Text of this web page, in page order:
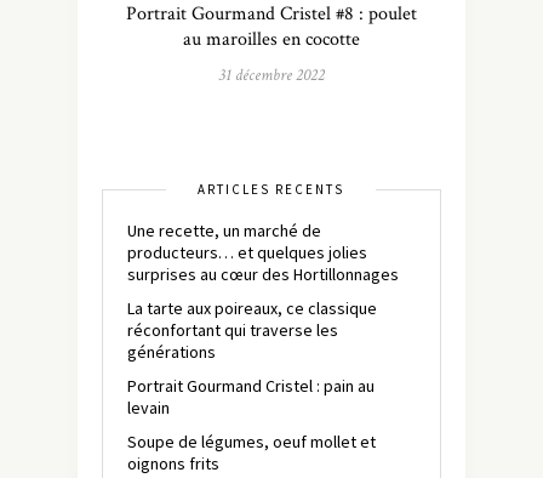
Portrait Gourmand Cristel #8 : poulet
au maroilles en cocotte
31 décembre 2022
ARTICLES RÉCENTS
Une recette, un marché de
producteurs… et quelques jolies
surprises au cœur des Hortillonnages
La tarte aux poireaux, ce classique
réconfortant qui traverse les
générations
Portrait Gourmand Cristel : pain au
levain
Soupe de légumes, oeuf mollet et
oignons frits